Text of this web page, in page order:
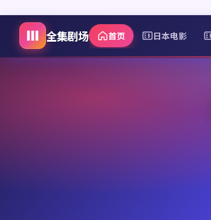
全集剧场 首页 日本电影